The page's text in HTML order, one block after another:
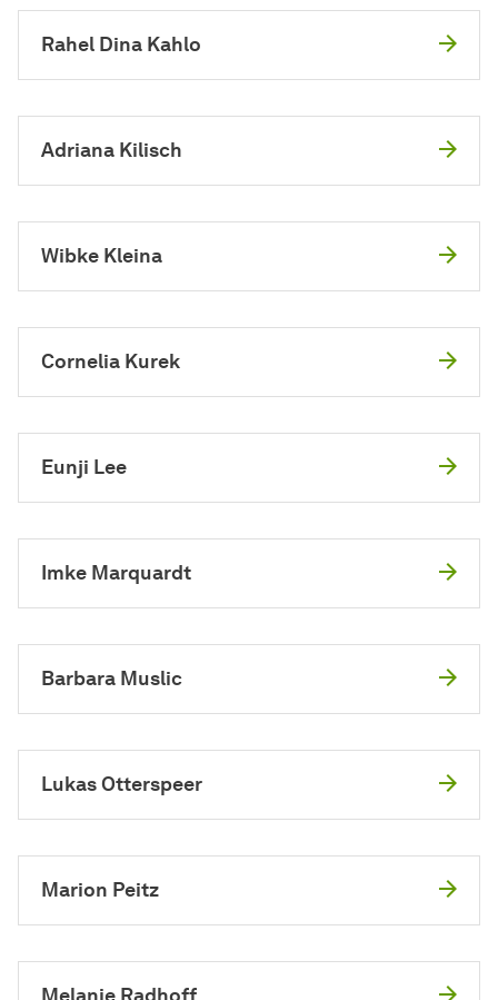
Rahel Dina Kahlo
Adriana Kilisch
Wibke Kleina
Cornelia Kurek
Eunji Lee
Imke Marquardt
Barbara Muslic
Lukas Otterspeer
Marion Peitz